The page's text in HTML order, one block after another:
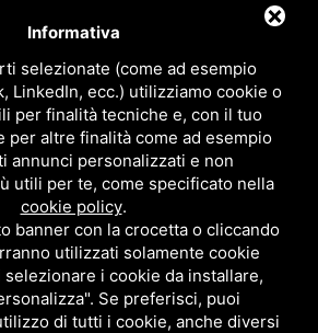
Informativa
selezionate (come ad esempio
LinkedIn, ecc.) utilizziamo cookie o
per finalità tecniche e, con il tuo
per altre finalità come ad esempio
annunci personalizzati e non
utili per te, come specificato nella
cookie policy.
banner con la crocetta o cliccando
utilizzati solamente cookie
i cookie da installare,
Se preferisci, puoi
di tutti i cookie, anche diversi